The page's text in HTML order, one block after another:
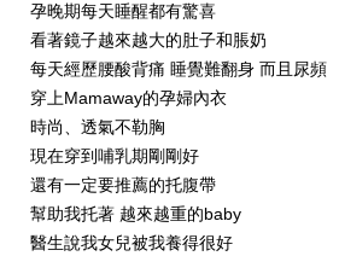
孕晚期每天睡醒都有驚喜
看著鏡子越來越大的肚子和脹奶
每天經歷腰酸背痛 睡覺難翻身 而且尿頻
穿上Mamaway的孕婦內衣
時尚、透氣不勒胸
現在穿到哺乳期剛剛好
還有一定要推薦的托腹帶
幫助我托著 越來越重的baby
醫生說我女兒被我養得很好